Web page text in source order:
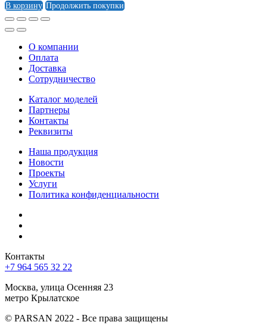
В корзину Продолжить покупки
О компании
Оплата
Доставка
Cотрудничество
Каталог моделей
Партнеры
Контакты
Реквизиты
Наша продукция
Новости
Проекты
Услуги
Политика конфиденциальности
Контакты
+7 964 565 32 22
Москва, улица Осенняя 23
метро Крылатское
© PARSAN 2022 - Все права защищены